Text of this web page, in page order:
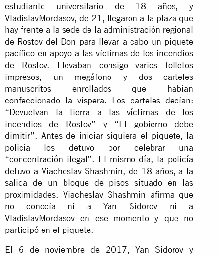
estudiante universitario de 18 años, y
VladislavMordasov, de 21, llegaron a la plaza que
hay frente a la sede de la administración regional
de Rostov del Don para llevar a cabo un piquete
pacífico en apoyo a las víctimas de los incendios
de Rostov. Llevaban consigo varios folletos
impresos, un megáfono y dos carteles
manuscritos enrollados que habían
confeccionado la víspera. Los carteles decían:
“Devuelvan la tierra a las víctimas de los
incendios de Rostov” y “El gobierno debe
dimitir”. Antes de iniciar siquiera el piquete, la
policía los detuvo por celebrar una
“concentración ilegal”. El mismo día, la policía
detuvo a Viacheslav Shashmin, de 18 años, a la
salida de un bloque de pisos situado en las
proximidades. Viacheslav Shashmin afirma que
no conocía ni a Yan Sidorov ni a
VladislavMordasov en ese momento y que no
participó en el piquete.
El 6 de noviembre de 2017, Yan Sidorov y